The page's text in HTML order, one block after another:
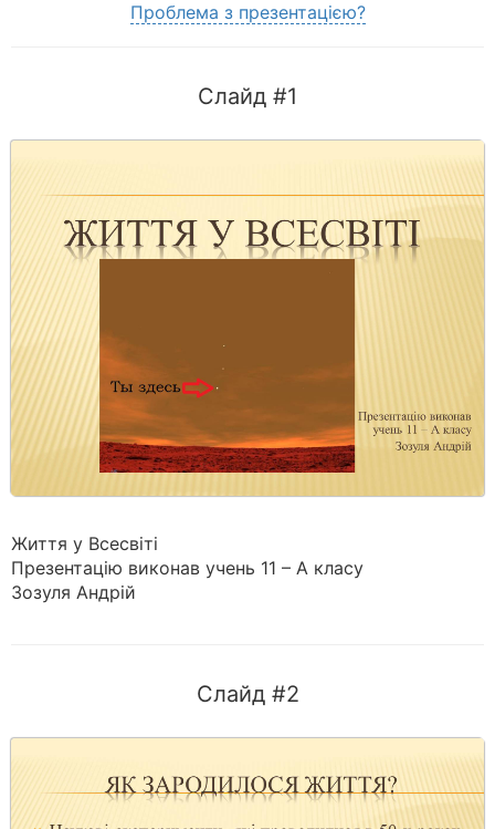
Проблема з презентацією?
Слайд #1
Життя у Всесвіті
Презентацію виконав учень 11 – А класу
Зозуля Андрій
Слайд #2